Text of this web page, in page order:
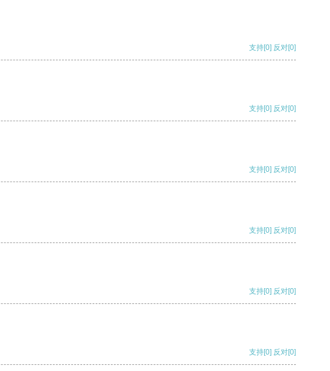
支持[0] 反对[0]
支持[0] 反对[0]
支持[0] 反对[0]
支持[0] 反对[0]
支持[0] 反对[0]
支持[0] 反对[0]